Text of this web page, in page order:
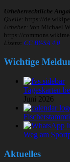
Urheberrechtliche
Quelle: https://
Urheber: Von Michael
https://
Lizenz: CC BY-SA 4.0
Wichtige
Tageskarten
Juni 2026
Weg am
Aktuelles